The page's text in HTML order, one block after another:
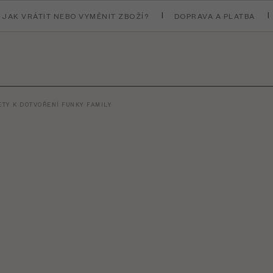
JAK VRÁTIT NEBO VYMĚNIT ZBOŽÍ? DOPRAVA A PLATBA
K DOTVOŘENÍ FUNKY FAMILY